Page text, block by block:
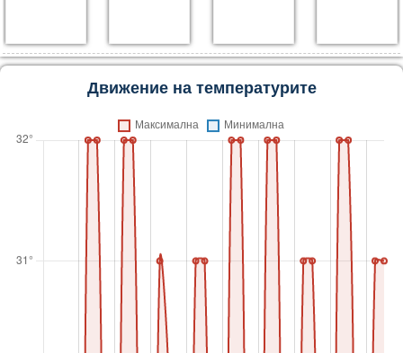
Движение на температурите